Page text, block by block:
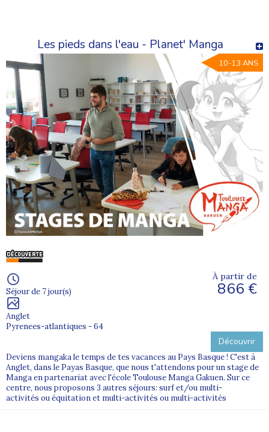
Les pieds dans l'eau - Planet' Manga
10-13 ANS
Séjour de 7 jour(s)
Anglet
Pyrenees-atlantiques - 64
À partir de
866 €
Découvrir
Deviens mangaka le temps de tes vacances au Pays Basque ! C'est à
Anglet, dans le Payas Basque, que nous t'attendons pour un stage de
Manga en partenariat avec l'école Toulouse Manga Gakuen. Sur ce
centre, nous proposons 3 autres séjours: surf et/ou multi-
activités ou équitation et multi-activités ou multi-activités